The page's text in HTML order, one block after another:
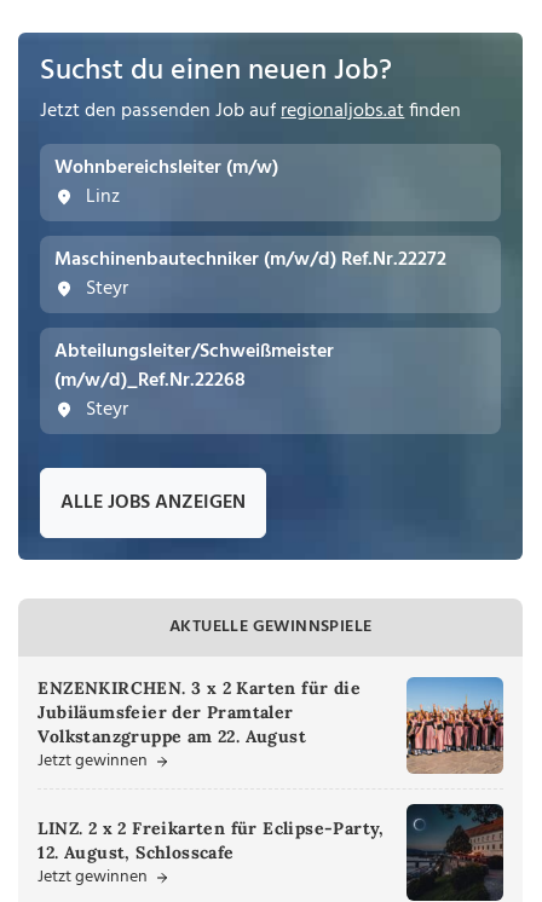
Suchst du einen neuen Job?
Jetzt den passenden Job aufregionaljobs.atfinden
Wohnbereichsleiter (m/w)
Linz
Maschinenbautechniker (m/w/d) Ref.Nr.22272
Steyr
Abteilungsleiter/Schweißmeister
(m/w/d)_Ref.Nr.22268
Steyr
ALLE JOBS ANZEIGEN
AKTUELLE GEWINNSPIELE
ENZENKIRCHEN. 3 x 2 Karten für die
Jubiläumsfeier der Pramtaler
Volkstanzgruppe am 22. August
Jetzt gewinnen
LINZ. 2 x 2 Freikarten für Eclipse-Party,
12. August, Schlosscafe
Jetzt gewinnen